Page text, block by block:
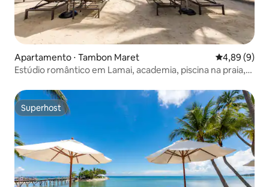
Apartamento ⋅ Tambon Maret 4,89 de uma
4,89 (9)
Estúdio romântico em Lamai, academia, piscina na praia,
Superhost
Superhost